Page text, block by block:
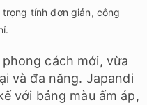
tính đơn giản, công
cách mới, vừa
và đa năng. Japandi
với bảng màu ấm áp,